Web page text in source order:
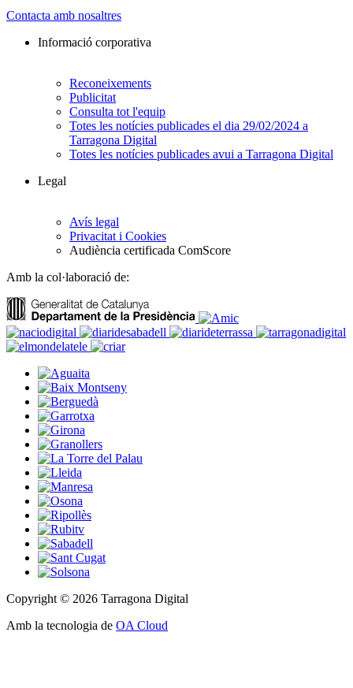
Contacta amb nosaltres
Informació corporativa
Reconeixements
Publicitat
Consulta tot l'equip
Totes les notícies publicades el dia 29/02/2024 a
Tarragona Digital
Totes les notícies publicades avui a Tarragona Digital
Legal
Avís legal
Privacitat i Cookies
Audiència certificada ComScore
Amb la col·laboració de:
Copyright © 2026 Tarragona Digital
Amb la tecnologia de OA Cloud